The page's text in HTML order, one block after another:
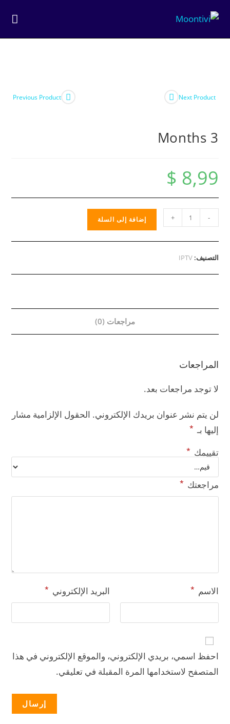
Previous Product Next Product
3 Months
$ 8,99
-
+ إضافة إلى السلة
التصنيف:IPTV
مراجعات (0)
المراجعات
لا توجد مراجعات بعد.
لن يتم نشر عنوان بريدك الإلكتروني. الحقول الإلزامية مشار
إليها بـ *
تقييمك *
مراجعتك *
الاسم * البريد الإلكتروني *
احفظ اسمي، بريدي الإلكتروني، والموقع الإلكتروني في هذا
المتصفح لاستخدامها المرة المقبلة في تعليقي.